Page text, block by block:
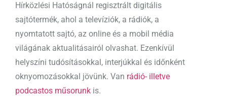
Hírközlési Hatóságnál regisztrált digitális
sajtótermék, ahol a televíziók, a rádiók, a
nyomtatott sajtó, az online és a mobil média
világának aktualitásairól olvashat. Ezenkívül
helyszíni tudósításokkal, interjúkkal és időnként
oknyomozásokkal jövünk. Van rádió- illetve
podcastos műsorunk is.